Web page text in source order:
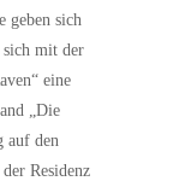
geben sich
mit der
eine
„Die
auf den
Residenz